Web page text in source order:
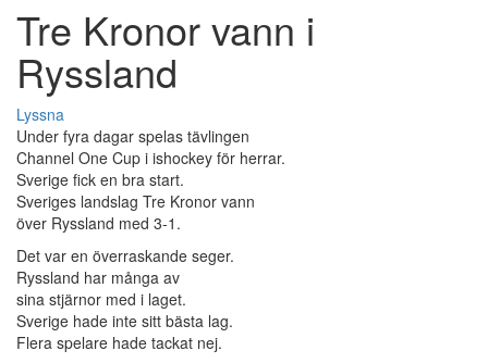
Tre Kronor vann i
Ryssland
Lyssna
Under fyra dagar spelas tävlingen
Channel One Cup i ishockey för herrar.
Sverige fick en bra start.
Sveriges landslag Tre Kronor vann
över Ryssland med 3-1.
Det var en överraskande seger.
Ryssland har många av
sina stjärnor med i laget.
Sverige hade inte sitt bästa lag.
Flera spelare hade tackat nej.